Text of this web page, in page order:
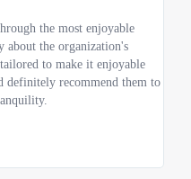
the most enjoyable
about the organization's
to make it enjoyable
definitely recommend them to